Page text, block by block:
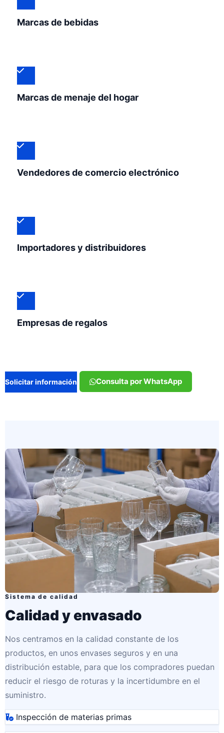
Marcas de bebidas
Marcas de menaje del hogar
Vendedores de comercio electrónico
Importadores y distribuidores
Empresas de regalos
Solicitar información Consulta por WhatsApp
Sistema de calidad
Calidad y envasado
Nos centramos en la calidad constante de los
productos, en unos envases seguros y en una
distribución estable, para que los compradores puedan
reducir el riesgo de roturas y la incertidumbre en el
suministro.
Inspección de materias primas